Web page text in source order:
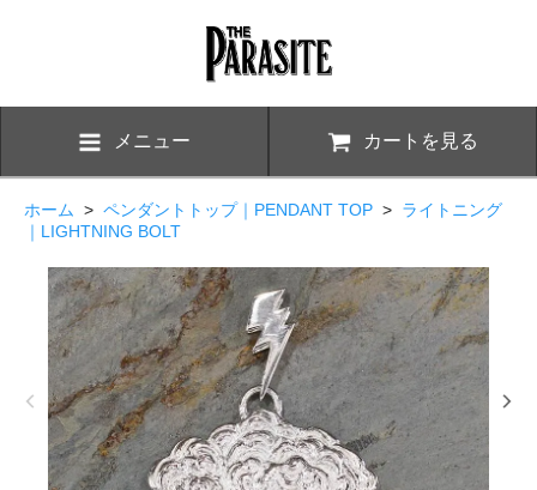
メニュー カートを見る
ホーム > ペンダントトップ｜PENDANT TOP > ライトニング
｜LIGHTNING BOLT